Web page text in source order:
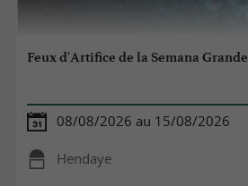
Feux d'Artifice de la Semana Grande
08/08/2026 au 15/08/2026
Hendaye